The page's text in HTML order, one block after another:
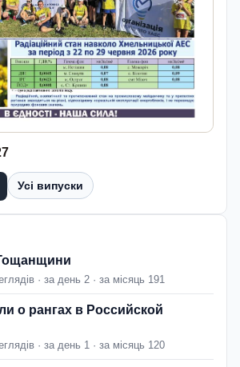
Усі випуски
Гощанщини
· за день 2 · за місяць 191
о рангах в Российской
· за день 1 · за місяць 120